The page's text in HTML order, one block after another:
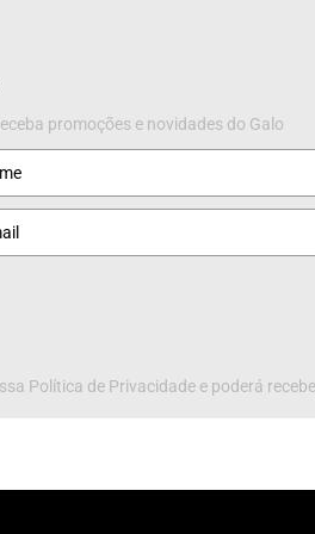
promoções e novidades do Galo
Política de Privacidade e poderá